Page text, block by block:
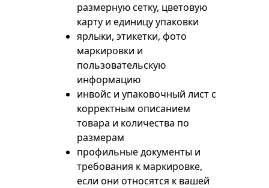
размерную сетку, цветовую
карту и единицу упаковки
ярлыки, этикетки, фото
маркировки и
пользовательскую
информацию
инвойс и упаковочный лист с
корректным описанием
товара и количества по
размерам
профильные документы и
требования к маркировке,
если они относятся к вашей